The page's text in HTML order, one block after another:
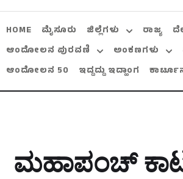
HOME ಮೈಸೂರು ಜಿಲ್ಲೆಗಳು ರಾಜ್ಯ
ಆಂದೋಲನ ಪುರವಣಿ
ಅಂಕಣಗಳು
ಆಂದೋಲನ 50
ಇದ್ದದ್ದು ಇದ್ಹಾಂಗ
ಮಹಾಪಂಚ್‌